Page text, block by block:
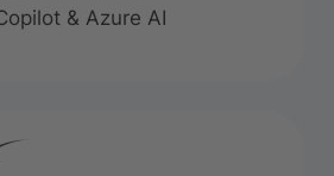
& Azure AI